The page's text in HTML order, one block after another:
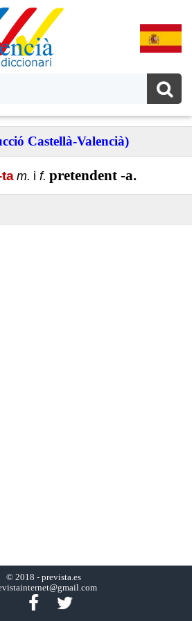
Castellà-Valencià)
m. if. pretendent -a.
© 2018 - prevista.es